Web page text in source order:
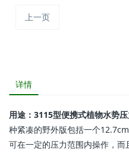
上一页
详情
用途：3115型便携式植物水势
种紧凑的野外版包括一个
可在一定的压力范围内操作，